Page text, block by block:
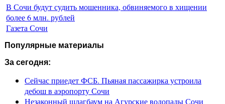
В Сочи будут судить мошенника, обвиняемого в хищении
более 6 млн. рублей
Газета Сочи
Популярные материалы
За сегодня:
Сейчас приедет ФСБ. Пьяная пассажирка устроила
дебош в аэропорту Сочи
Незаконный шлагбаум на Агурские водопады Сочи